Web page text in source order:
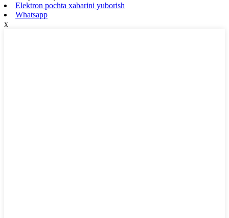
Elektron pochta xabarini yuborish
Whatsapp
x